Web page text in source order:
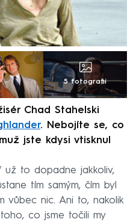
5 fotografií
Chad Stahelski
. Nebojíte se, co
jste kdysi vtisknul
už to dopadne jakkoliv,
tím samým, čím byl
vůbec nic. Ani to, nakolik
co jsme točili my